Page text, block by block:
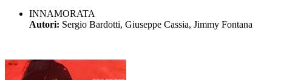
INNAMORATA
Autori: Sergio Bardotti, Giuseppe Cassia, Jimmy Fontana